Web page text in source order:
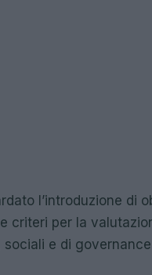
l’introduzione di
e criteri per la
e di